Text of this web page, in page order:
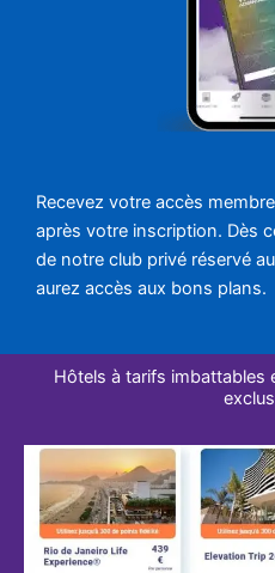
Recevez votre accès
après votre inscription. Dès
de notre club privé réservé
aurez accès aux bons plans.
Hôtels à tarifs imbattables